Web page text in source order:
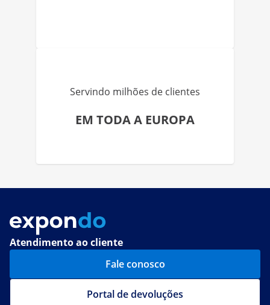
Servindo milhões de clientes
EM TODA A EUROPA
Atendimento ao cliente
Fale conosco
Portal de devoluções